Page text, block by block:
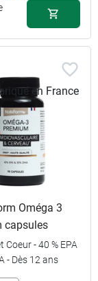
Oméga 3
capsules
Coeur - 40 % EPA
- Dès 12 ans